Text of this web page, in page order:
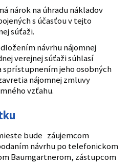
nárok na úhradu nákladov
s účasťou v tejto
súťaži.
návrhu nájomnej
verejnej súťaži súhlasí
sprístupnením jeho osobných
nájomnej zmluvy
vzťahu.
bude záujemcom
návrhu po telefonickom
Baumgartnerom, zástupcom